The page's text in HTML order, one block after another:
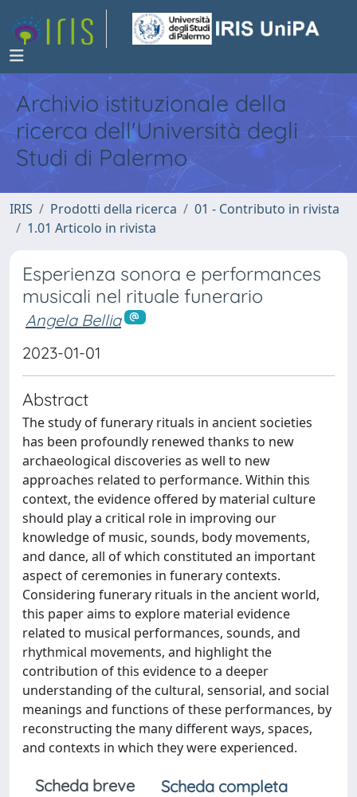
Archivio istituzionale della
ricerca dell'Università degli
Studi di Palermo
IRIS Prodotti della ricerca
01 - Contributo in rivista
1.01 Articolo in rivista
Esperienza sonora e performances
musicali nel rituale funerario
Angela Bellia
2023-01-01
Abstract
The study of funerary rituals in ancient societies
has been profoundly renewed thanks to new
archaeological discoveries as well to new
approaches related to performance. Within this
context, the evidence offered by material culture
should play a critical role in improving our
knowledge of music, sounds, body movements,
and dance, all of which constituted an important
aspect of ceremonies in funerary contexts.
Considering funerary rituals in the ancient world,
this paper aims to explore material evidence
related to musical performances, sounds, and
rhythmical movements, and highlight the
contribution of this evidence to a deeper
understanding of the cultural, sensorial, and social
meanings and functions of these performances, by
reconstructing the many different ways, spaces,
and contexts in which they were experienced.
Scheda breve
Scheda completa